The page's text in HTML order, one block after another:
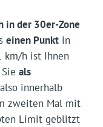
in der 30er-Zone
einen Punktin
km/h ist Ihnen
als
innerhalb
zweiten Mal mit
Limit geblitzt